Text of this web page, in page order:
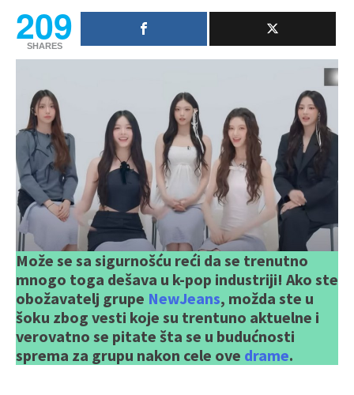
209
SHARES
Može se sa sigurnošću reći da se trenutno
mnogo toga dešava u k-pop industriji! Ako ste
obožavatelj grupe NewJeans, možda ste u
šoku zbog vesti koje su trentuno aktuelne i
verovatno se pitate šta se u budućnosti
sprema za grupu nakon cele ove drame.